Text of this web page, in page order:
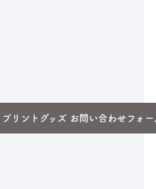
プリントグッズ お問い合わせフォー